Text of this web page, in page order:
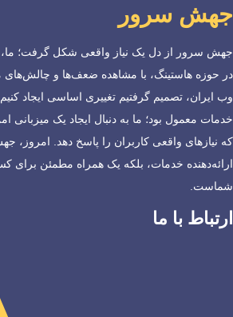
جهش سرور
جهش سرور از دل یک نیاز واقعی شکل گرفت؛ ما،
در حوزه هاستینگ، با مشاهده ضعف‌ها و چالش‌های
وب ایران، تصمیم گرفتیم تغییری اساسی ایجاد
خدمات معمول بود؛ ما به دنبال ایجاد یک میزبانی
که نیازهای واقعی کاربران را پاسخ دهد.
ارائه‌دهنده خدمات، بلکه یک همراه مطمئن برای
شماست.
ارتباط با ما